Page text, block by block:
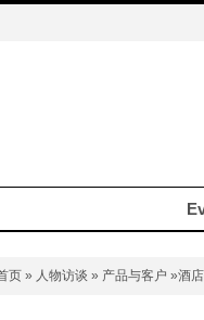
页 » 人物访谈 » 产品与客户 »酒